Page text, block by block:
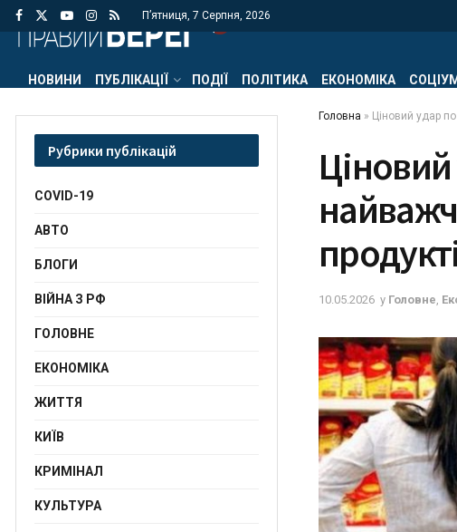
П’ятниця, 7 Серпня, 2026
НОВИНИ ПУБЛІКАЦІЇ ПОДІЇ ПОЛІТИКА ЕКОНОМІКА СОЦІУМ
Головна » Ціновий удар
10.05.2026 у Головне
Рубрики публікацій
COVID-19
АВТО
БЛОГИ
ВІЙНА З РФ
ГОЛОВНЕ
ЕКОНОМІКА
ЖИТТЯ
КИЇВ
КРИМІНАЛ
КУЛЬТУРА